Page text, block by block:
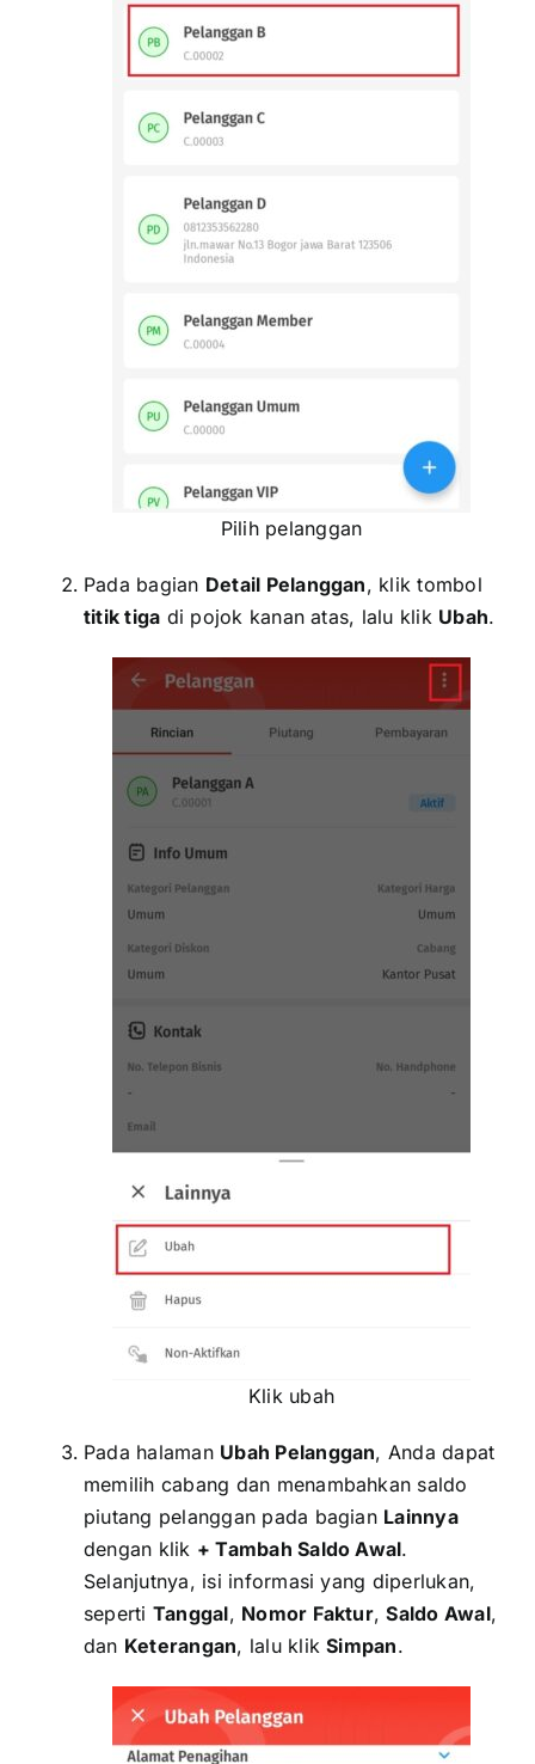
Pilih pelanggan
Pada bagian Detail Pelanggan, klik tombol
titik tiga di pojok kanan atas, lalu klik Ubah.
Klik ubah
Pada halaman Ubah Pelanggan, Anda dapat
memilih cabang dan menambahkan saldo
piutang pelanggan pada bagian Lainnya
dengan klik + Tambah Saldo Awal.
Selanjutnya, isi informasi yang diperlukan,
seperti Tanggal, Nomor Faktur,Saldo Awal,
dan Keterangan, lalu klikSimpan.